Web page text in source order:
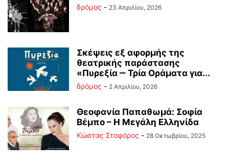
δρόμος - 23 Απριλίου, 2026
Σκέψεις εξ αφορμής της
θεατρικής παράστασης
«Πυρεξία ‒ Τρία Οράματα για...
δρόμος - 2 Απριλίου, 2026
Θεοφανία Παπαθωμά: Σοφία
Βέμπο – Η Μεγάλη Ελληνίδα
Κώστας Στοφόρος - 28 Οκτωβρίου, 2025